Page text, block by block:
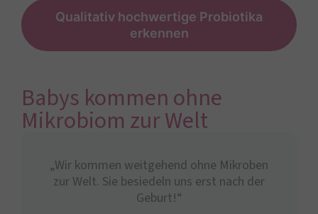
Qualitativ hochwertige Probiotika
erkennen
Babys kommen ohne
Mikrobiom zur Welt
„Wir kommen weitgehend ohne Mikroben
zur Welt. Sie besiedeln uns erst nach der
Geburt!“